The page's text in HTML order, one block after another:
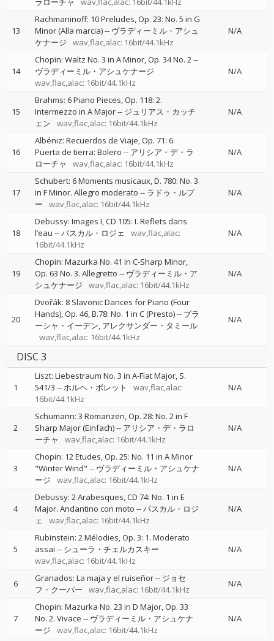
13
Rachmaninoff: 10 Preludes, Op. 23: No. 5 in G
Minor (Alla marcia)-- ヴラディーミル・アシュ
ケナージ
wav,flac,alac: 16bit/44.1kHz
N/A
14
Chopin: Waltz No. 3 in A Minor, Op. 34 No. 2--
ヴラディーミル・アシュケナージ
wav,flac,alac: 16bit/44.1kHz
N/A
15
Brahms: 6 Piano Pieces, Op. 118: 2.
Intermezzo in A Major-- ジュリアス・カッチ
ェン
wav,flac,alac: 16bit/44.1kHz
N/A
16
Albéniz: Recuerdos de Viaje, Op. 71: 6.
Puerta de tierra: Bolero -- アリシア・デ・ラ
ローチャ
wav,flac,alac: 16bit/44.1kHz
N/A
17
Schubert: 6 Moments musicaux, D. 780: No. 3
in F Minor. Allegro moderato -- ラドゥ・ルプ
ー
wav,flac,alac: 16bit/44.1kHz
N/A
18
Debussy: Images I, CD 105: I. Reflets dans
l’eau --パスカル・ロジェ
wav,flac,alac:
16bit/44.1kHz
N/A
19
Chopin: Mazurka No. 41 in C-Sharp Minor,
Op. 63 No. 3. Allegretto -- ヴラディーミル・ア
シュケナージ
wav,flac,alac: 16bit/44.1kHz
N/A
20
Dvořák: 8 Slavonic Dances for Piano (Four
Hands), Op. 46, B.78: No. 1 in C (Presto)-- ブラ
ーシャ・イーデン アレクサンダー・タミール
wav,flac,alac: 16bit/44.1kHz
N/A
DISC 3
1
Liszt: Liebestraum No. 3 in A-Flat Major, S.
541/3 --ホルヘ・ボレット
wav,flac,alac:
16bit/44.1kHz
N/A
2
Schumann: 3 Romanzen, Op. 28: No. 2 in F
Sharp Major (Einfach)-- アリシア・デ・ラロ
ーチャ
wav,flac,alac: 16bit/44.1kHz
N/A
3
Chopin: 12 Etudes, Op. 25: No. 11 in A Minor
"Winter Wind" -- ヴラディーミル・アシュケナ
ージ
wav,flac,alac: 16bit/44.1kHz
N/A
4
Debussy: 2 Arabesques, CD 74: No. 1 in E
Major. Andantino con moto --パスカル・ロジ
ェ
wav,flac,alac: 16bit/44.1kHz
N/A
5
Rubinstein: 2 Mélodies, Op. 3: 1. Moderato
assai -- シューラ・チェルカスキー
wav,flac,alac: 16bit/44.1kHz
N/A
6 Granados: La maja y el ruiseñor-- ジョセ
フ・クーパー
wav,flac,alac: 16bit/44.1kHz
N/A
7
Chopin: Mazurka No. 23 in D Major, Op. 33
No. 2. Vivace -- ヴラディーミル・アシュケナ
ージ
wav,flac,alac: 16bit/44.1kHz
N/A